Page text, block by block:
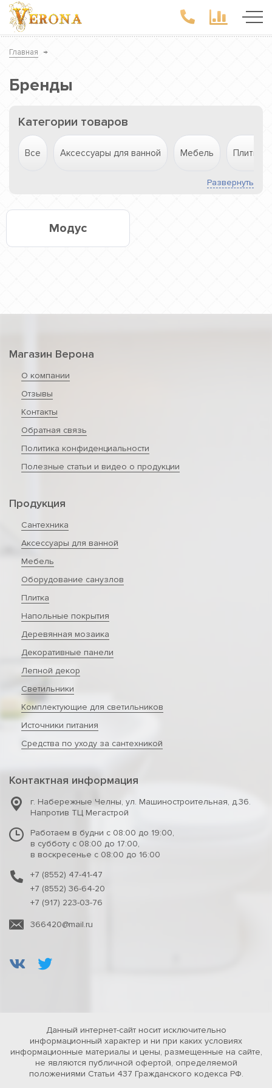
Главная →
Бренды
Категории товаров
Все Аксессуары для ванной Мебель Плитка
Развернуть
Модус
Магазин Верона
О компании
Отзывы
Контакты
Обратная связь
Политика конфиденциальности
Полезные статьи и видео о продукции
Продукция
Сантехника
Аксессуары для ванной
Мебель
Оборудование санузлов
Плитка
Напольные покрытия
Деревянная мозаика
Декоративные панели
Лепной декор
Светильники
Комплектующие для светильников
Источники питания
Средства по уходу за сантехникой
Контактная информация
г. Набережные Челны, ул. Машиностроительная, д.36.
Напротив ТЦ Мегастрой
Работаем в будни с 08:00 до 19:00,
в субботу с 08:00 до 17:00,
в воскресенье с 08:00 до 16:00
+7 (8552) 47-41-47
+7 (8552) 36-64-20
+7 (917) 223-03-76
366420@mail.ru
Данный интернет-сайт носит исключительно
информационный характер и ни при каких условиях
информационные материалы и цены, размещенные на сайте,
не являются публичной офертой, определяемой
положениями Статьи 437 Гражданского кодекса РФ.